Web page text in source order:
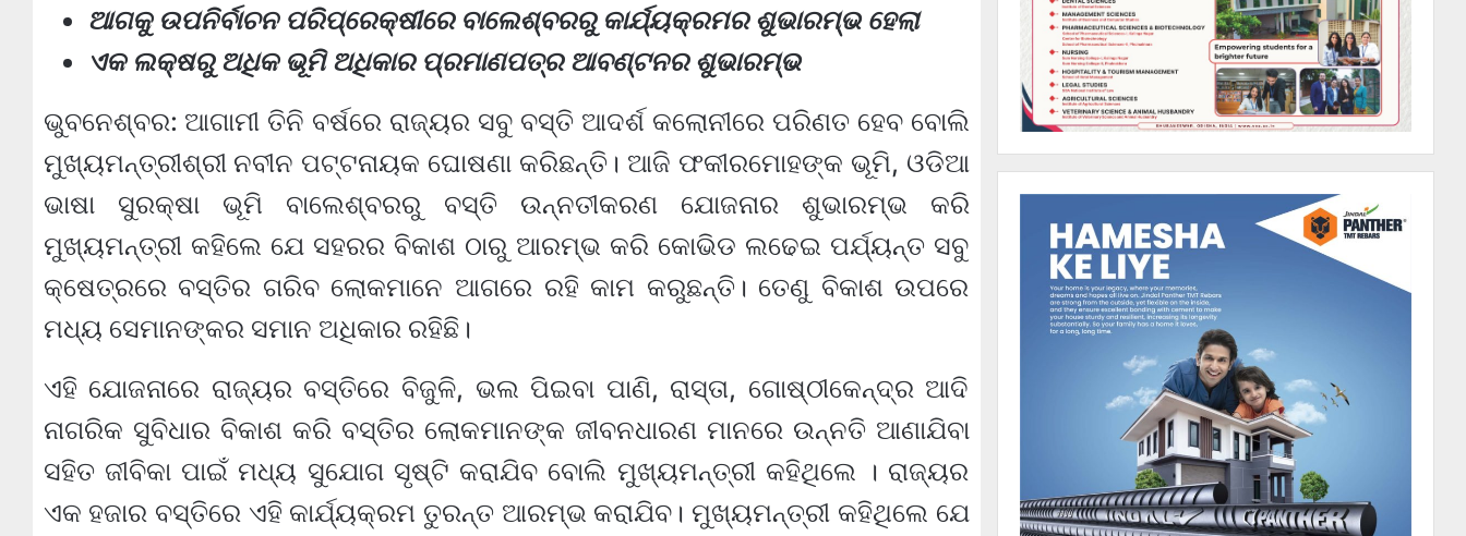
ଆଗକୁ ଉପନିର୍ବାଚନ ପରିପ୍ରେକ୍ଷୀରେ ବାଲେଶ୍ବରରୁ କାର୍ଯ୍ୟକ୍ରମର ଶୁଭାରମ୍ଭ ହେଲା
ଏକ ଲକ୍ଷରୁ ଅଧିକ ଭୂମି ଅଧିକାର ପ୍ରମାଣପତ୍ର ଆବଣ୍ଟନର ଶୁଭାରମ୍ଭ
ଭୁବନେଶ୍ବର: ଆଗାମୀ ତିନି ବର୍ଷରେ ରାଜ୍ୟର ସବୁ ବସ୍ତି ଆଦର୍ଶ କଲୋନୀରେ ପରିଣତ ହେବ ବୋଲି
ମୁଖ୍ୟମନ୍ତ୍ରୀଶ୍ରୀ ନବୀନ ପଟ୍ଟନାୟକ ଘୋଷଣା କରିଛନ୍ତି। ଆଜି ଫକୀରମୋହଙ୍କ ଭୂମି, ଓଡିଆ
ଭାଷା ସୁରକ୍ଷା ଭୂମି ବାଲେଶ୍ବରରୁ ବସ୍ତି ଉନ୍ନତୀକରଣ ଯୋଜନାର ଶୁଭାରମ୍ଭ କରି
ମୁଖ୍ୟମନ୍ତ୍ରୀ କହିଲେ ଯେ ସହରର ବିକାଶ ଠାରୁ ଆରମ୍ଭ କରି କୋଭିଡ ଲଢେଇ ପର୍ଯ୍ୟନ୍ତ ସବୁ
କ୍ଷେତ୍ରରେ ବସ୍ତିର ଗରିବ ଲୋକମାନେ ଆଗରେ ରହି କାମ କରୁଛନ୍ତି। ତେଣୁ ବିକାଶ ଉପରେ
ମଧ୍ୟ ସେମାନଙ୍କର ସମାନ ଅଧିକାର ରହିଛି।
ଏହି ଯୋଜନାରେ ରାଜ୍ୟର ବସ୍ତିରେ ବିଜୁଳି, ଭଲ ପିଇବା ପାଣି, ରାସ୍ତା, ଗୋଷ୍ଠୀକେନ୍ଦ୍ର ଆଦି
ନାଗରିକ ସୁବିଧାର ବିକାଶ କରି ବସ୍ତିର ଲୋକମାନଙ୍କ ଜୀବନଧାରଣ ମାନରେ ଉନ୍ନତି ଆଣାଯିବା
ସହିତ ଜୀବିକା ପାଇଁ ମଧ୍ୟ ସୁଯୋଗ ସୃଷ୍ଟି କରାଯିବ ବୋଲି ମୁଖ୍ୟମନ୍ତ୍ରୀ କହିଥିଲେ । ରାଜ୍ୟର
ଏକ ହଜାର ବସ୍ତିରେ ଏହି କାର୍ଯ୍ୟକ୍ରମ ତୁରନ୍ତ ଆରମ୍ଭ କରାଯିବ। ମୁଖ୍ୟମନ୍ତ୍ରୀ କହିଥିଲେ ଯେ